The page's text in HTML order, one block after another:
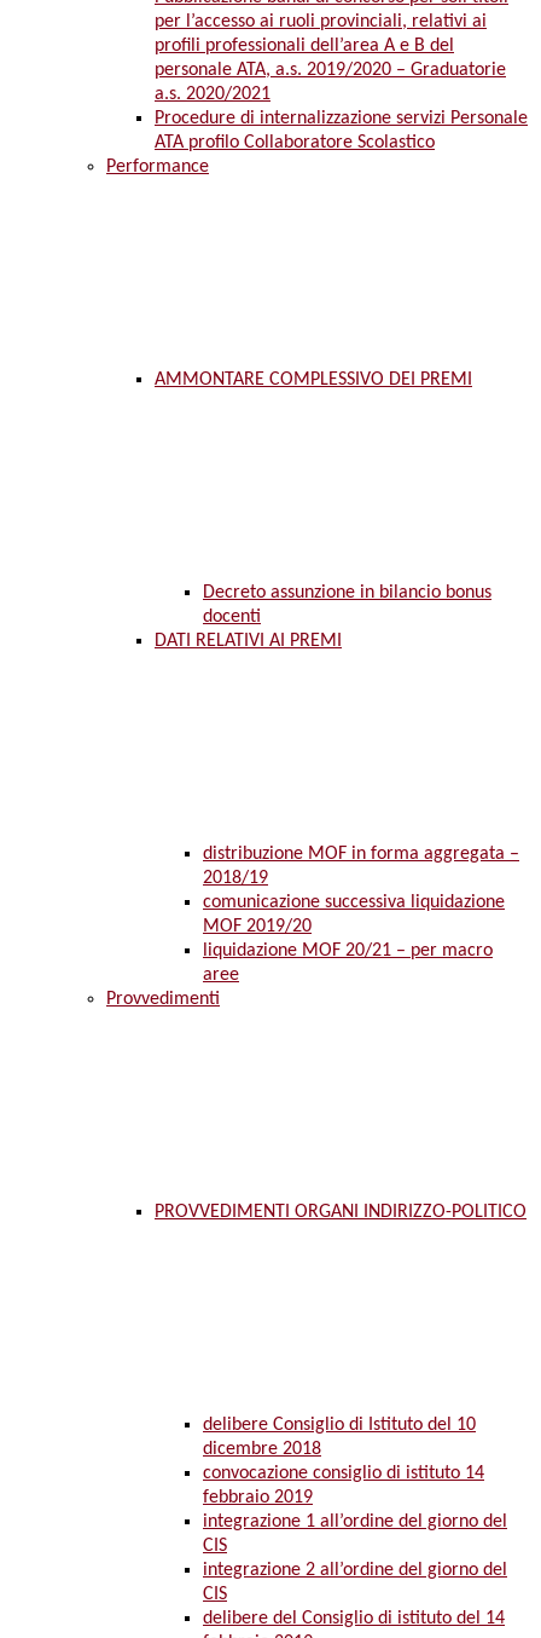
per l’accesso ai ruoli provinciali, relativi ai
profili professionali dell’area A e B del
personale ATA, a.s. 2019/2020 – Graduatorie
a.s. 2020/2021
Procedure di internalizzazione servizi Personale
ATA profilo Collaboratore Scolastico
Performance
AMMONTARE COMPLESSIVO DEI PREMI
Decreto assunzione in bilancio bonus
docenti
DATI RELATIVI AI PREMI
distribuzione MOF in forma aggregata –
2018/19
comunicazione successiva liquidazione
MOF 2019/20
liquidazione MOF 20/21 – per macro
aree
Provvedimenti
PROVVEDIMENTI ORGANI INDIRIZZO-POLITICO
delibere Consiglio di Istituto del 10
dicembre 2018
convocazione consiglio di istituto 14
febbraio 2019
integrazione 1 all’ordine del giorno del
CIS
integrazione 2 all’ordine del giorno del
CIS
delibere del Consiglio di istituto del 14